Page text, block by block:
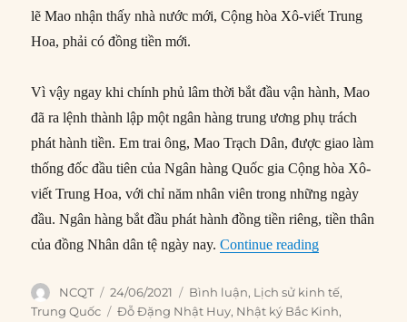
lẽ Mao nhận thấy nhà nước mới, Cộng hòa Xô-viết Trung
Hoa, phải có đồng tiền mới.
Vì vậy ngay khi chính phủ lâm thời bắt đầu vận hành, Mao
đã ra lệnh thành lập một ngân hàng trung ương phụ trách
phát hành tiền. Em trai ông, Mao Trạch Dân, được giao làm
thống đốc đầu tiên của Ngân hàng Quốc gia Cộng hòa Xô-
viết Trung Hoa, với chỉ năm nhân viên trong những ngày
đầu. Ngân hàng bắt đầu phát hành đồng tiền riêng, tiền thân
của đồng Nhân dân tệ ngày nay.Continue reading“Nhật ký Bắc
Author
NCQT
Posted
on
24/06/2021 Categories
Bình luận, Lịch sử kinh tế,
Trung Quốc
Tags
Đỗ Đặng Nhật Huy, Nhật ký Bắc Kinh,